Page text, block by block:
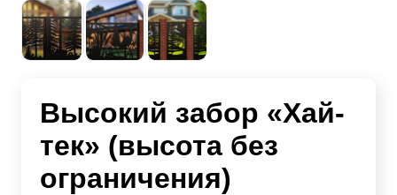
Высокий забор «Хай-
тек» (высота без
ограничения)